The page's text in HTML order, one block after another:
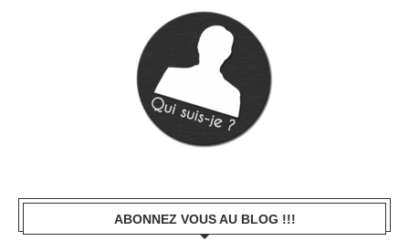
ABONNEZ VOUS AU BLOG !!!